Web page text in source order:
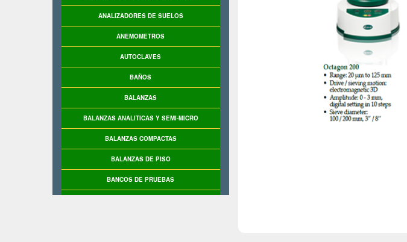
ANALIZADORES DE SUELOS
ANEMOMETROS
AUTOCLAVES
BAÑOS
BALANZAS
BALANZAS ANALITICAS Y SEMI-MICRO
BALANZAS COMPACTAS
BALANZAS DE PISO
BANCOS DE PRUEBAS